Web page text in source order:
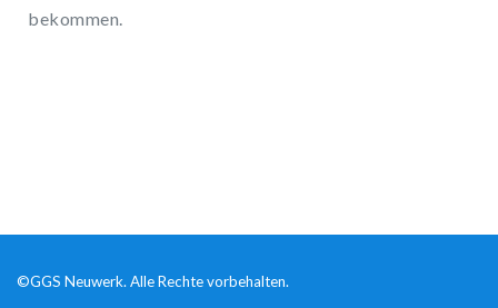
bekommen.
©GGS Neuwerk. Alle Rechte vorbehalten.